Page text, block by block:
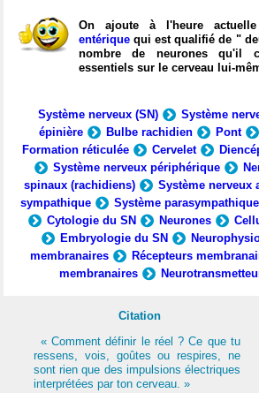
On ajoute à l'heure
entérique qui est qualifié de "
nombre de neurones qu'il
essentiels sur le cerveau lui-
Système nerveux (SN) Système
épinière
Bulbe rachidien Pont
Formation réticulée
Cervelet
Système nerveux périphérique
spinaux (rachidiens)
Système nerveux
sympathique
Système parasympathique
Cytologie du SN
Neurones
Embryologie du SN
membranaires
Récepteurs
membranaires
Citation
« Comment définir le réel ? Ce que tu
ressens, vois, goûtes ou respires, ne
sont rien que des impulsions électriques
interprétées par ton cerveau. »